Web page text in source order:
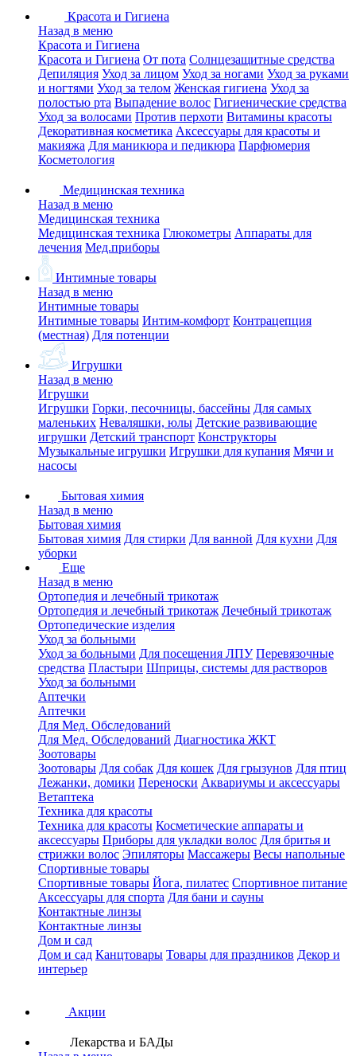
Красота и Гигиена
Назад в меню
Красота и Гигиена
Красота и Гигиена От пота Солнцезащитные средства
Депиляция Уход за лицом Уход за ногами Уход за руками
и ногтями Уход за телом Женская гигиена Уход за
полостью рта Выпадение волос Гигиенические средства
Уход за волосами Против перхоти Витамины красоты
Декоративная косметика Аксессуары для красоты и
макияжа Для маникюра и педикюра Парфюмерия
Косметология
Медицинская техника
Назад в меню
Медицинская техника
Медицинская техника Глюкометры Аппараты для
лечения Мед.приборы
Интимные товары
Назад в меню
Интимные товары
Интимные товары Интим-комфорт Контрацепция
(местная) Для потенции
Игрушки
Назад в меню
Игрушки
Игрушки Горки, песочницы, бассейны Для самых
маленьких Неваляшки, юлы Детские развивающие
игрушки Детский транспорт Конструкторы
Музыкальные игрушки Игрушки для купания Мячи и
насосы
Бытовая химия
Назад в меню
Бытовая химия
Бытовая химия Для стирки Для ванной Для кухни Для
уборки
Еще
Назад в меню
Ортопедия и лечебный трикотаж
Ортопедия и лечебный трикотаж Лечебный трикотаж
Ортопедические изделия
Уход за больными
Уход за больными Для посещения ЛПУ Перевязочные
средства Пластыри Шприцы, системы для растворов
Уход за больными
Аптечки
Аптечки
Для Мед. Обследований
Для Мед. Обследований Диагностика ЖКТ
Зоотовары
Зоотовары Для собак Для кошек Для грызунов Для птиц
Лежанки, домики Переноски Аквариумы и аксессуары
Ветаптека
Техника для красоты
Техника для красоты Косметические аппараты и
аксессуары Приборы для укладки волос Для бритья и
стрижки волос Эпиляторы Массажеры Весы напольные
Спортивные товары
Спортивные товары Йога, пилатес Спортивное питание
Аксессуары для спорта Для бани и сауны
Контактные линзы
Контактные линзы
Дом и сад
Дом и сад Канцтовары Товары для праздников Декор и
интерьер
Акции
Лекарства и БАДы